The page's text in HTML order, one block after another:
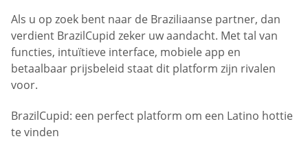
Als u op zoek bent naar de Braziliaanse partner, dan
verdient BrazilCupid zeker uw aandacht. Met tal van
functies, intuïtieve interface, mobiele app en
betaalbaar prijsbeleid staat dit platform zijn rivalen
voor.
BrazilCupid: een perfect platform om een Latino hottie
te vinden